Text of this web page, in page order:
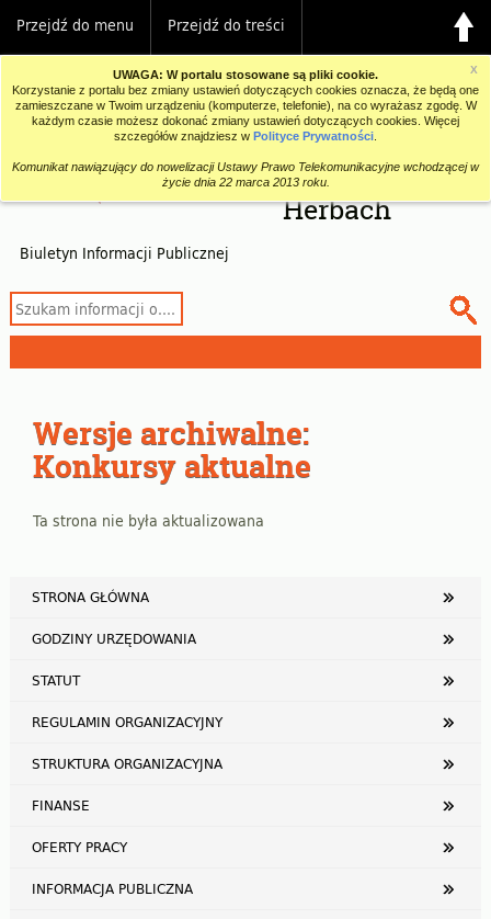
Przejdź do menu Przejdź do treści
Przejdź do wyszukiwarki
Gminna
Biblioteka
Publiczna w
Herbach
Biuletyn Informacji Publicznej
Wersje archiwalne:
Konkursy aktualne
Ta strona nie była aktualizowana
STRONA GŁÓWNA
GODZINY URZĘDOWANIA
STATUT
REGULAMIN ORGANIZACYJNY
STRUKTURA ORGANIZACYJNA
FINANSE
OFERTY PRACY
INFORMACJA PUBLICZNA
UWAGA: W portalu stosowane są pliki cookie.
Polityce Prywatności
Komunikat nawiązujący do nowelizacji Ustawy Prawo Telekomunikacyjne wchodzącej w
życie dnia 22 marca 2013 roku.